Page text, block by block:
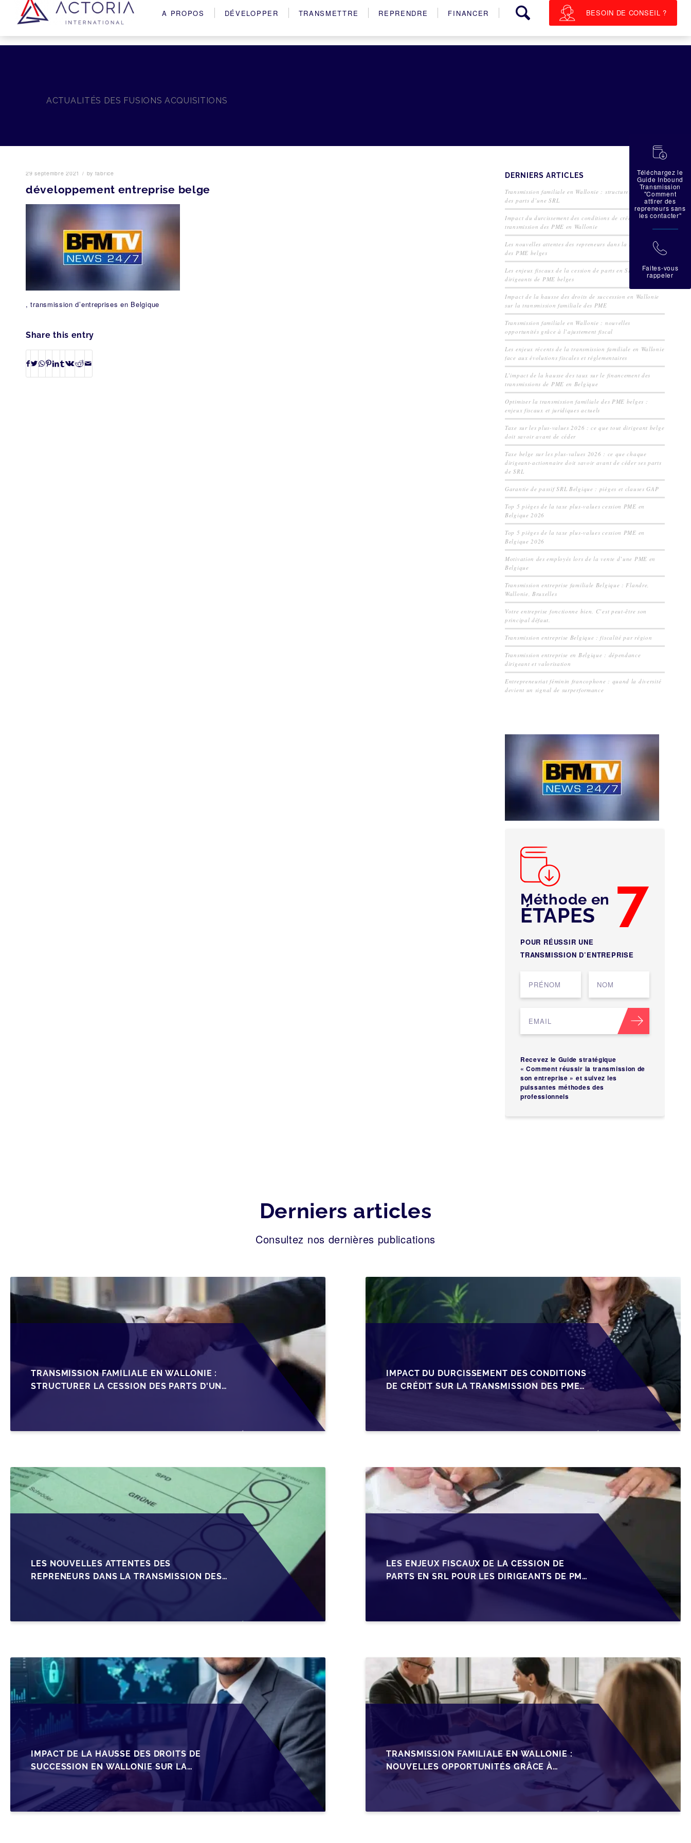
A PROPOS DÉVELOPPER TRANSMETTRE REPRENDRE FINANCER BESOIN DE CONSEIL ?
ACTUALITÉS DES FUSIONS ACQUISITIONS
29 septembre 2021 / by fabrice
développement entreprise belge
, transmission d’entreprises en Belgique
Share this entry
DERNIERS ARTICLES
Transmission familiale en Wallonie : structurer la cession
des parts d’une SRL
Impact du durcissement des conditions de crédit sur la
transmission des PME en Wallonie
Les nouvelles attentes des repreneurs dans la transmission
des PME belges
Les enjeux fiscaux de la cession de parts en SRL pour les
dirigeants de PME belges
Impact de la hausse des droits de succession en Wallonie
sur la transmission familiale des PME
Transmission familiale en Wallonie : nouvelles
opportunités grâce à l’ajustement fiscal
Les enjeux récents de la transmission familiale en Wallonie
face aux évolutions fiscales et réglementaires
L’impact de la hausse des taux sur le financement des
transmissions de PME en Belgique
Optimiser la transmission familiale des PME belges :
enjeux fiscaux et juridiques actuels
Taxe sur les plus-values 2026 : ce que tout dirigeant belge
doit savoir avant de céder
Taxe belge sur les plus-values 2026 : ce que chaque
dirigeant-actionnaire doit savoir avant de céder ses parts
de SRL
Garantie de passif SRL Belgique : pièges et clauses GAP
Top 5 pièges de la taxe plus-values cession PME en
Belgique 2026
Top 5 pièges de la taxe plus-values cession PME en
Belgique 2026
Motivation des employés lors de la vente d’une PME en
Belgique
Transmission entreprise familiale Belgique : Flandre,
Wallonie, Bruxelles
Votre entreprise fonctionne bien. C’est peut-être son
principal défaut.
Transmission entreprise Belgique : fiscalité par région
Transmission entreprise en Belgique : dépendance
dirigeant et valorisation
Entrepreneuriat féminin francophone : quand la diversité
devient un signal de surperformance
Méthode en 7
ÉTAPES
POUR RÉUSSIR UNE
TRANSMISSION D’ENTREPRISE
Recevez le Guide stratégique
« Comment réussir la transmission de
son entreprise » et suivez les
puissantes méthodes des
professionnels
Derniers articles
Consultez nos dernières publications
TRANSMISSION FAMILIALE EN WALLONIE :
STRUCTURER LA CESSION DES PARTS D'UNE
SRL
IMPACT DU DURCISSEMENT DES CONDITIONS
DE CRÉDIT SUR LA TRANSMISSION DES PME
LES NOUVELLES ATTENTES DES
REPRENEURS DANS LA TRANSMISSION DES
LES ENJEUX FISCAUX DE LA CESSION DE
PARTS EN SRL POUR LES DIRIGEANTS DE PME
IMPACT DE LA HAUSSE DES DROITS DE
SUCCESSION EN WALLONIE SUR LA
TRANSMISSION FAMILIALE DES PME
TRANSMISSION FAMILIALE EN WALLONIE :
NOUVELLES OPPORTUNITÉS GRÂCE À
L’AJUSTEMENT FISCAL
蠟
Téléchargez le
Guide Inbound
Transmission
"Comment
attirer des
repreneurs sans
les contacter"
拉
Faites-vous
rappeler